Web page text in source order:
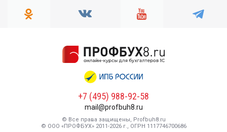
+7 (495) 988-92-58
mail@profbuh8.ru
© Все права защищены, Profbuh8.ru
© ООО «ПРОФБУХ» 2011-2026 г., ОГРН 1117746700686